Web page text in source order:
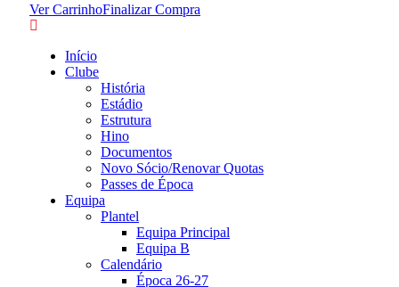
Ver CarrinhoFinalizar Compra
Início
Clube
História
Estádio
Estrutura
Hino
Documentos
Novo Sócio/Renovar Quotas
Passes de Época
Equipa
Plantel
Equipa Principal
Equipa B
Calendário
Época 26-27